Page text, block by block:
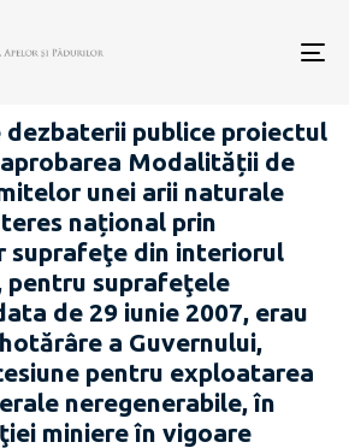
dezbaterii publice proiectul
Modalității de
unei arii naturale
național prin
suprafeţe din interiorul
pentru suprafeţele
de 29 iunie 2007, erau
a Guvernului,
pentru exploatarea
neregenerabile, în
miniere în vigoare